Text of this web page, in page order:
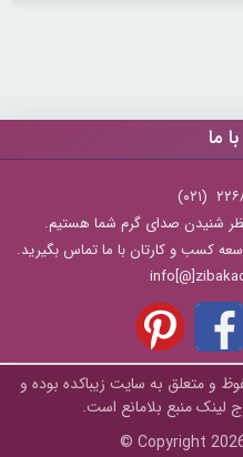
ما
کسب و کارتان با ما تماس بگیرید.
و متعلق به سايت زیباکده بوده و
لینک منبع بلامانع است.
© Copyright